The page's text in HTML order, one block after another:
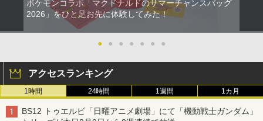
￥1,000
グケース 耐衝撃 大容量収納 Switch 保護
ケース 収納バッグ ニンテンドー スイッ
ームカード
￥1,078
(コードインボックス版、配送日：2026
年11月12日、プレイ開始日：2026年11
ージ・バイスシティパック)
￥8,329
ポケモンコラボ「マクドナルドのサマーチャンスバッグ
2026」をひと足お先に体験してみた！
● ● ● ● ● ● ●
アクセスランキング
1時間 24時間 1週間 1カ月
BS12 トゥエルビ「日曜アニメ劇場」にて「機動戦士ガンダム」